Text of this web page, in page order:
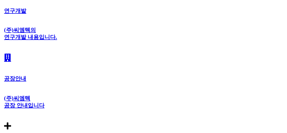
연구개발
(주)씨엠텍의
연구개발 내용입니다.
공장안내
(주)씨엠텍
공장 안내입니다